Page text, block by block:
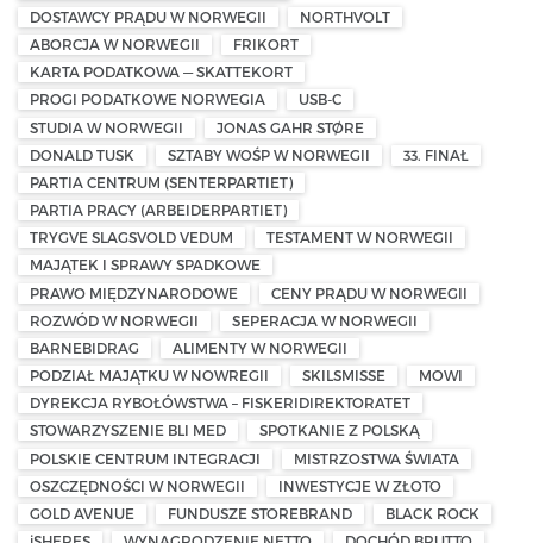
DOSTAWCY PRĄDU W NORWEGII
NORTHVOLT
ABORCJA W NORWEGII
FRIKORT
KARTA PODATKOWA — SKATTEKORT
PROGI PODATKOWE NORWEGIA
USB-C
STUDIA W NORWEGII
JONAS GAHR STØRE
DONALD TUSK
SZTABY WOŚP W NORWEGII
33. FINAŁ
PARTIA CENTRUM (SENTERPARTIET)
PARTIA PRACY (ARBEIDERPARTIET)
TRYGVE SLAGSVOLD VEDUM
TESTAMENT W NORWEGII
MAJĄTEK I SPRAWY SPADKOWE
PRAWO MIĘDZYNARODOWE
CENY PRĄDU W NORWEGII
ROZWÓD W NORWEGII
SEPERACJA W NORWEGII
BARNEBIDRAG
ALIMENTY W NORWEGII
PODZIAŁ MAJĄTKU W NOWREGII
SKILSMISSE
MOWI
DYREKCJA RYBOŁÓWSTWA – FISKERIDIREKTORATET
STOWARZYSZENIE BLI MED
SPOTKANIE Z POLSKĄ
POLSKIE CENTRUM INTEGRACJI
MISTRZOSTWA ŚWIATA
OSZCZĘDNOŚCI W NORWEGII
INWESTYCJE W ZŁOTO
GOLD AVENUE
FUNDUSZE STOREBRAND
BLACK ROCK